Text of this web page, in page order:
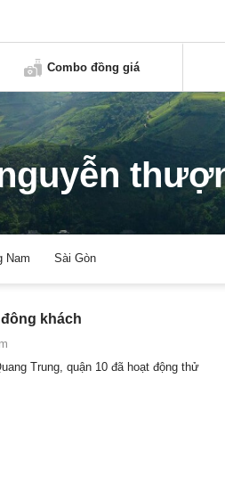
Combo đồng giá
Nam Sài Gòn
khách
Trung, quận 10 đã hoạt động thử